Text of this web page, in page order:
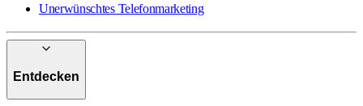
Unerwünschtes Telefonmarketing
Entdecken